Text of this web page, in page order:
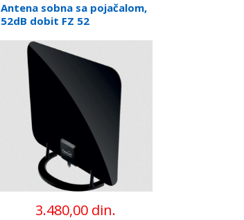
Antena sobna sa pojačalom,
52dB dobit FZ 52
3.480,00 din.